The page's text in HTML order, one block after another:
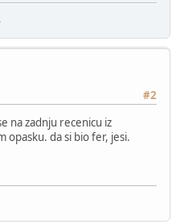
#2
na zadnju recenicu iz
opasku. da si bio fer, jesi.